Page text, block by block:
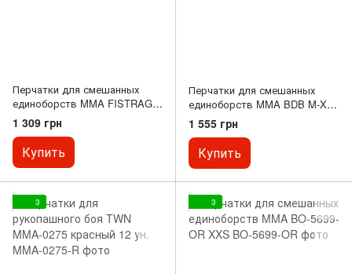
Перчатки для смешанных
единоборств MMA FISTRAGE
S-XL VL-4296 S
1 309 грн
Купить
Перчатки для смешанных
единоборств MMA BDB M-XL
VL-6607 M
1 555 грн
Купить
3 3